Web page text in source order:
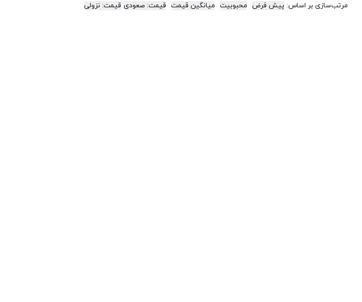
مرتب‌سازی بر اساس: پیش فرض محبوبیت میانگین قیمت قیمت: صعودی قیمت: نزولی